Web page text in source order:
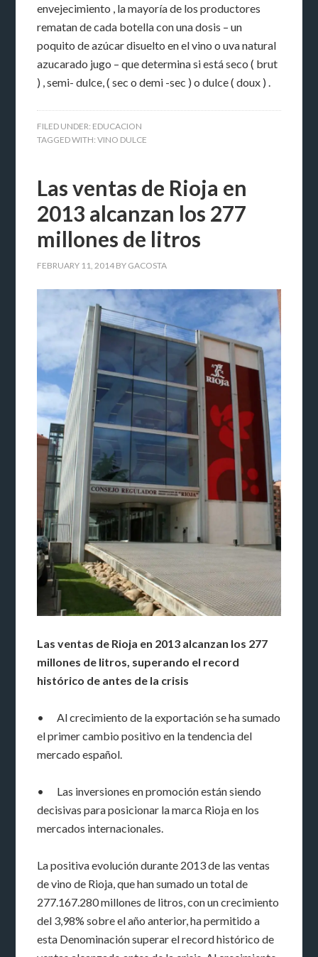
envejecimiento , la mayoría de los productores
rematan de cada botella con una dosis – un
poquito de azúcar disuelto en el vino o uva natural
azucarado jugo – que determina si está seco ( brut
) , semi- dulce, ( sec o demi -sec ) o dulce ( doux ) .
FILED UNDER: EDUCACION
TAGGED WITH:VINO DULCE
Las ventas de Rioja en
2013 alcanzan los 277
millones de litros
FEBRUARY 11, 2014 BY GACOSTA
Las ventas de Rioja en 2013 alcanzan los 277
millones de litros, superando el record
histórico de antes de la crisis
• Al crecimiento de la exportación se ha sumado
el primer cambio positivo en la tendencia del
mercado español.
• Las inversiones en promoción están siendo
decisivas para posicionar la marca Rioja en los
mercados internacionales.
La positiva evolución durante 2013 de las ventas
de vino de Rioja, que han sumado un total de
277.167.280 millones de litros, con un crecimiento
del 3,98% sobre el año anterior, ha permitido a
esta Denominación superar el record histórico de